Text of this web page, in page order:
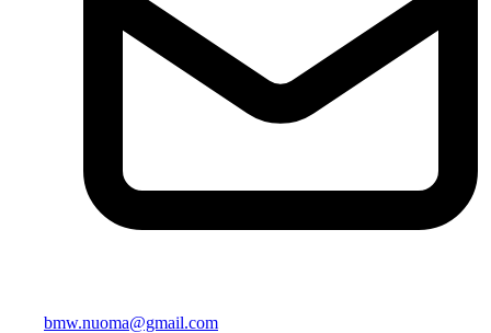
bmw.nuoma@gmail.com